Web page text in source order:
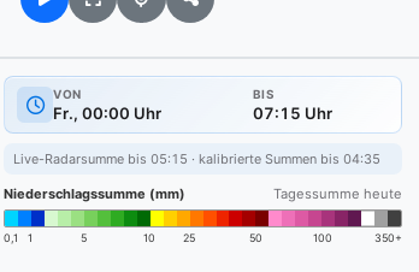
VON
Fr., 00:00 Uhr
BIS
07:15 Uhr
Live-Radarsumme bis 05:15 · kalibrierte Summen bis 04:35
Niederschlagssumme (mm) Tagessumme heute
0,1 1 5 10 25 50 100 350+